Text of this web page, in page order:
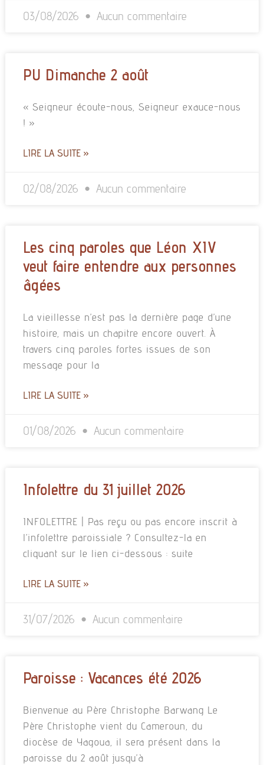
03/08/2026 Aucun commentaire
PU Dimanche 2 août
« Seigneur écoute-nous, Seigneur exauce-nous
! »
LIRE LA SUITE »
02/08/2026 Aucun commentaire
Les cinq paroles que Léon XIV
veut faire entendre aux personnes
âgées
La vieillesse n’est pas la dernière page d’une
histoire, mais un chapitre encore ouvert. À
travers cinq paroles fortes issues de son
message pour la
LIRE LA SUITE »
01/08/2026 Aucun commentaire
Infolettre du 31 juillet 2026
INFOLETTRE | Pas reçu ou pas encore inscrit à
l’infolettre paroissiale ? Consultez-la en
cliquant sur le lien ci-dessous : suite
LIRE LA SUITE »
31/07/2026 Aucun commentaire
Paroisse : Vacances été 2026
Bienvenue au Père Christophe Barwang Le
Père Christophe vient du Cameroun, du
diocèse de Yagoua, il sera présent dans la
paroisse du 2 août jusqu’à